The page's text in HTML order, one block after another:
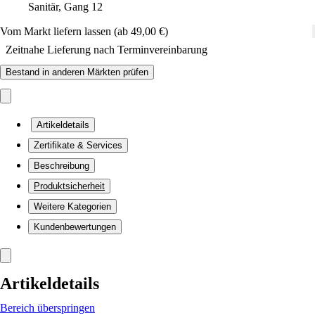
Sanitär, Gang 12
Vom Markt liefern lassen (ab 49,00 €)
Zeitnahe Lieferung nach Terminvereinbarung
Bestand in anderen Märkten prüfen
Artikeldetails
Zertifikate & Services
Beschreibung
Produktsicherheit
Weitere Kategorien
Kundenbewertungen
Artikeldetails
Bereich überspringen